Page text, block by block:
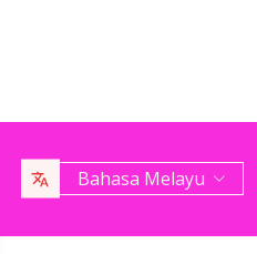
Bahasa Melayu